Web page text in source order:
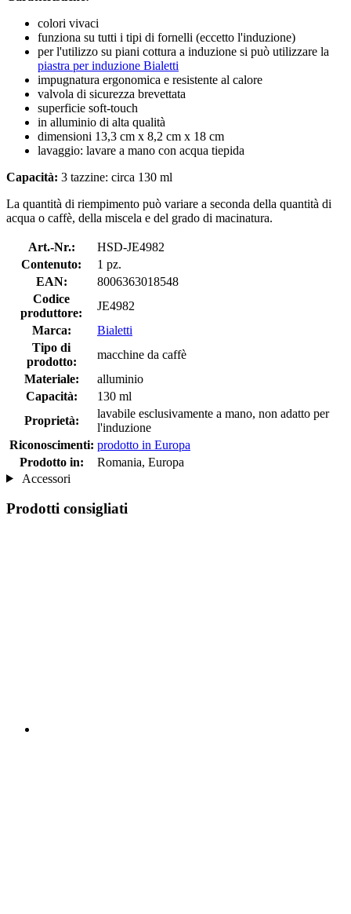
colori vivaci
funziona su tutti i tipi di fornelli (eccetto l'induzione)
per l'utilizzo su piani cottura a induzione si può utilizzare la
piastra per induzione Bialetti
impugnatura ergonomica e resistente al calore
valvola di sicurezza brevettata
superficie soft-touch
in alluminio di alta qualità
dimensioni 13,3 cm x 8,2 cm x 18 cm
lavaggio: lavare a mano con acqua tiepida
Capacità: 3 tazzine: circa 130 ml
La quantità di riempimento può variare a seconda della quantità di
acqua o caffè, della miscela e del grado di macinatura.
Art.-Nr.:
HSD-JE4982
Contenuto:
1 pz.
EAN:
8006363018548
Codice
produttore:
JE4982
Marca:
Bialetti
Tipo di
prodotto:
macchine da caffè
Materiale:
alluminio
Capacità:
130 ml
Proprietà:
lavabile esclusivamente a mano, non adatto per
l'induzione
Riconoscimenti: prodotto in Europa
Prodotto in:
Romania, Europa
Accessori
Prodotti consigliati